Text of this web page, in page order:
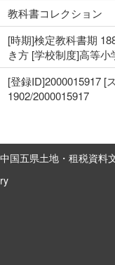
教科書コレクション
[時期]検定教科書期
き方 [学校制度]高等小
[登録ID]2000015917 [
1902/2000015917
中国五県土地・租税資料